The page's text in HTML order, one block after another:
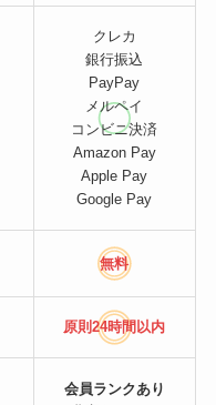
クレカ
銀行振込
PayPay
メルペイ
コンビニ決済
Amazon Pay
Apple Pay
Google Pay
無料
原則24時間 以内
会員ランクあり